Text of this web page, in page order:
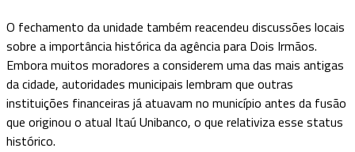
O fechamento da unidade também reacendeu discussões locais
sobre a importância histórica da agência para Dois Irmãos.
Embora muitos moradores a considerem uma das mais antigas
da cidade, autoridades municipais lembram que outras
instituições financeiras já atuavam no município antes da fusão
que originou o atual Itaú Unibanco, o que relativiza esse status
histórico.